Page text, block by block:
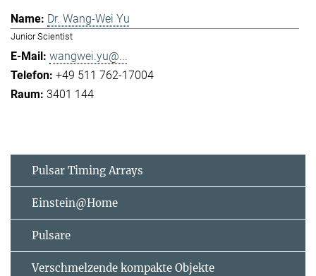
Dr. Wang-Wei Yu
Junior Scientist
wangwei.yu@...
+49 511 762-17004
3401 144
Pulsar Timing Arrays
Einstein@Home
Pulsare
Verschmelzende kompakte Objekte